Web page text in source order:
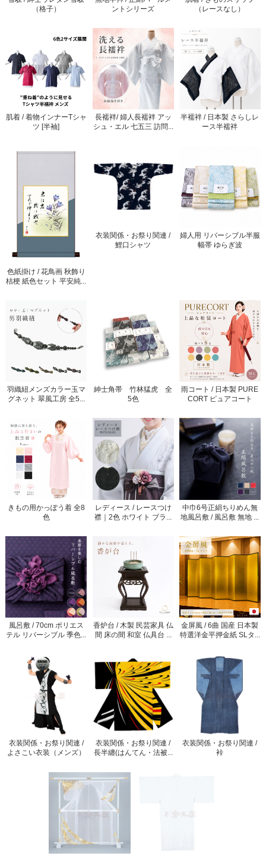
（格子）
ントシリーズ
（レースなし）
肌着 / 着物インナーTシャ
ツ [半袖]
長襦袢/ 婦人長襦袢 アッ
シュ・エル 七五三 訪問...
半襦袢 / 日本製 さらしレ
ース半襦袢
色紙掛け / 花鳥画 秋飾り
桔梗 紙色セット 平安純...
衣装関係・お祭り関連 /
鯉口シャツ
婦人用 リバーシブル半服
幅帯 ゆらぎ波
羽織紐メンズカラー玉マ
グネット 翠風工房 全5...
紳士角帯 竹林猛虎 全
5色
雨コート / 日本製 PURE
CORT ピュアコート
きもの用かっぽう着 全8
色
レディース / レースつけ
襟｜2色 ホワイト ブラ...
中巾6号正絹ちりめん無
地風呂敷 / 風呂敷 無地 ...
風呂敷 / 70cm ポリエス
テル リバーシブル 季色...
香炉台 / 木製 民芸家具 仏
間 床の間 和室 仏具台 ...
金屏風 / 6曲 国産 日本製
特選洋金平押金紙 SLタ...
衣装関係・お祭り関連 /
よさこい衣装（メンズ）
衣装関係・お祭り関連 /
長半纏(はんてん・法被...
衣装関係・お祭り関連 /
裃